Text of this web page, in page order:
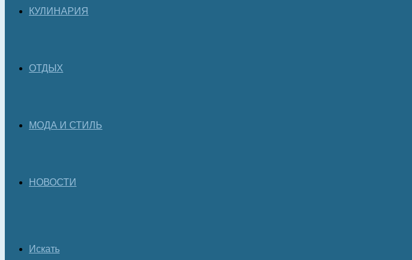
КУЛИНАРИЯ
ОТДЫХ
МОДА И СТИЛЬ
НОВОСТИ
Искать